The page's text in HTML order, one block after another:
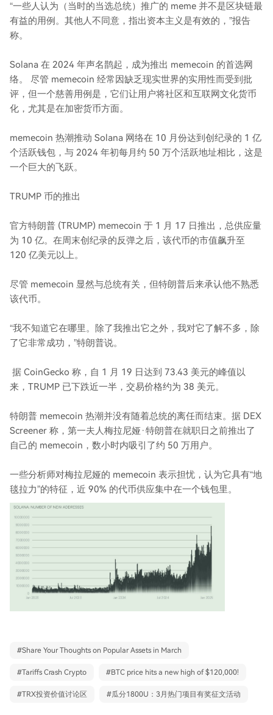
“一些人认为（当时的当选总统）推广的 meme 并不是区块链最
有益的用例。其他人不同意，指出资本主义是有效的，”报告
称。
Solana 在 2024 年声名鹊起，成为推出 memecoin 的首选网
络。 尽管 memecoin 经常因缺乏现实世界的实用性而受到批
评，但一个慈善用例是，它们让用户将社区和互联网文化货币
化，尤其是在加密货币方面。
memecoin 热潮推动 Solana 网络在 10 月份达到创纪录的 1 亿
个活跃钱包，与 2024 年初每月约 50 万个活跃地址相比，这是
一个巨大的飞跃。
TRUMP 币的推出
官方特朗普 (TRUMP) memecoin 于 1 月 17 日推出，总供应量
为 10 亿。在周末创纪录的反弹之后，该代币的市值飙升至
120 亿美元以上。
尽管 memecoin 显然与总统有关，但特朗普后来承认他不熟悉
该代币。
“我不知道它在哪里。除了我推出它之外，我对它了解不多，除
了它非常成功，”特朗普说。
据 CoinGecko 称，自 1 月 19 日达到 73.43 美元的峰值以
来，TRUMP 已下跌近一半，交易价格约为 38 美元。
特朗普 memecoin 热潮并没有随着总统的离任而结束。据 DEX
Screener 称，第一夫人梅拉尼娅·特朗普在就职日之前推出了
自己的 memecoin，数小时内吸引了约 50 万用户。
一些分析师对梅拉尼娅的 memecoin 表示担忧，认为它具有“地
毯拉力”的特征，近 90% 的代币供应集中在一个钱包里。
#Share Your Thoughts on Popular Assets in March
#Tariffs Crash Crypto #BTC price hits a new high of $120,000!
#TRX投资价值讨论区 #瓜分1800U：3月热门项目有奖征文活动